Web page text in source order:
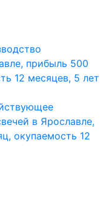
в Ярославле,
окупаемость 12